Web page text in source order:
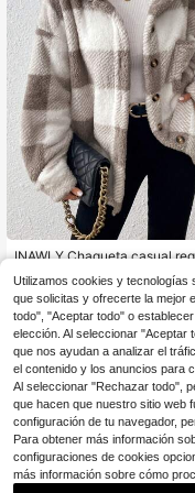
INAWLY Chaqueta casual
uadros y mullida para mujer
24.22
Utilizamos cookies y tecnologías
que solicitas y ofrecerte la mejor
todo", "Aceptar todo" o
elección. Al seleccionar "Aceptar
que nos ayudan a analizar el
el contenido y los anuncios para
Al seleccionar "Rechazar todo",
que hacen que nuestro sitio web
configuración de tu navegador,
Para obtener más información
configuraciones de cookies
más información sobre cómo